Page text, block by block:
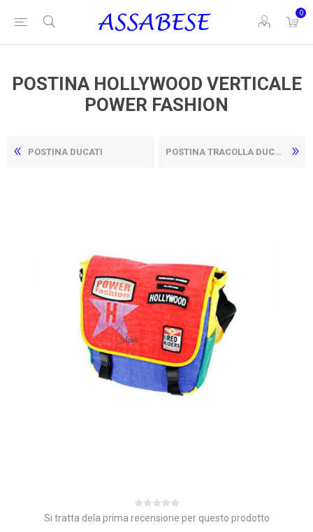
0
POSTINA HOLLYWOOD VERTICALE
POWER FASHION
POSTINA DUCATI POSTINA TRACOLLA DUCATI
Si tratta dela prima recensione per questo prodotto